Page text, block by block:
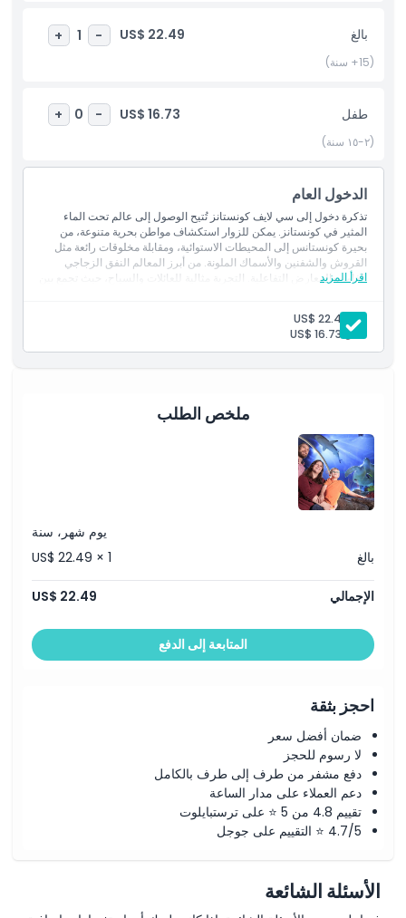
كونستانس تجربة متكاملة تجمع بين المرح، والتعلم، وتقدير أعمق لعالم
تحت الماء.
المتضمنات
سياسة الأطفال والبالغين
الاستثناءات
الموقع
بالغ US$ 22.49
-
1
+
(15+ سنة)
طفل US$ 16.73
-
0
+
(٢-١٥ سنة)
الدخول العام
تذكرة دخول إلى سي لايف كونستانز تُتيح الوصول إلى عالم تحت الماء
المثير في كونستانز. يمكن للزوار استكشاف مواطن بحرية متنوعة، من
بحيرة كونستانس إلى المحيطات الاستوائية، ومقابلة مخلوقات رائعة مثل
القروش والشفنين والأسماك الملونة. من أبرز المعالم النفق الزجاجي
الغامر والمعارض التفاعلية. التجربة مثالية للعائلات والسياح، حيث تجمع بين
اقرأ المزيد
الشموليات
الدخول إلى: سي لايف كونستانز
الدخول إلى: متحف بحيرة كونستانس للتاريخ الطبيعي
بالغ:
US$ 22.49
طفل: US$ 16.73
ملخص الطلب
يوم شهر، سنة
بالغ
US$ 22.49 × 1
الإجمالي US$ 22.49
المتابعة إلى الدفع
احجز بثقة
ضمان أفضل سعر
لا رسوم للحجز
دفع مشفر من طرف إلى طرف بالكامل
دعم العملاء على مدار الساعة
تقييم 4.8 من 5 ⭐ على ترستبايلوت
4.7/5 ⭐ التقييم على جوجل
الأسئلة الشائعة